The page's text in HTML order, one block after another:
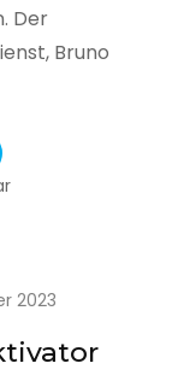
Der
Bruno
zu
Schlacht
im
Netz
2023